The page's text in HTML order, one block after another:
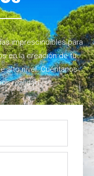
imprescindibles para
en la creación de tu
alto nivel. Cuéntanos
realidad.